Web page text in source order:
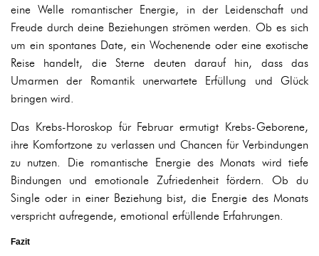
eine Welle romantischer Energie, in der Leidenschaft und
Freude durch deine Beziehungen strömen werden. Ob es sich
um ein spontanes Date, ein Wochenende oder eine exotische
Reise handelt, die Sterne deuten darauf hin, dass das
Umarmen der Romantik unerwartete Erfüllung und Glück
bringen wird.
Das Krebs-Horoskop für Februar ermutigt Krebs-Geborene,
ihre Komfortzone zu verlassen und Chancen für Verbindungen
zu nutzen. Die romantische Energie des Monats wird tiefe
Bindungen und emotionale Zufriedenheit fördern. Ob du
Single oder in einer Beziehung bist, die Energie des Monats
verspricht aufregende, emotional erfüllende Erfahrungen.
Fazit